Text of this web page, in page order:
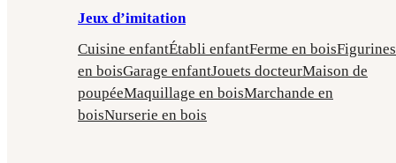
Jeux d’imitation
Cuisine enfantÉtabli enfantFerme en boisFigurines
en boisGarage enfantJouets docteurMaison de
poupéeMaquillage en boisMarchande en
boisNurserie en bois